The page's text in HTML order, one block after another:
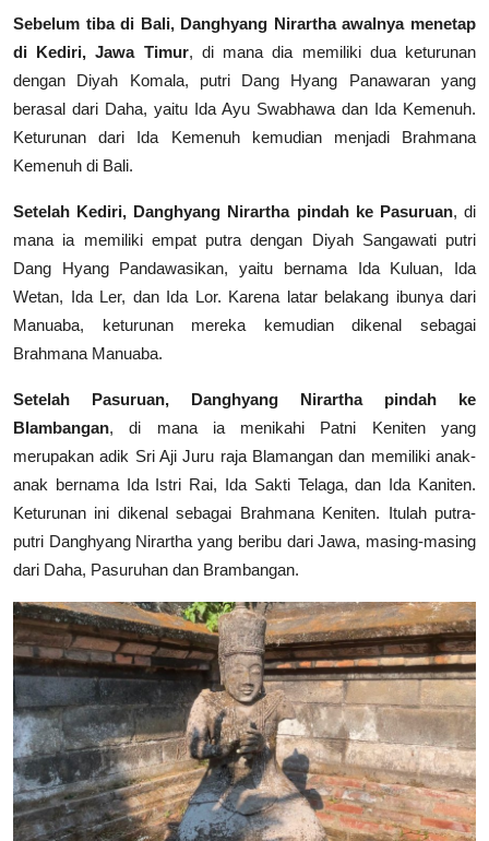
Sebelum tiba di Bali, Danghyang Nirartha awalnya menetap
di Kediri, Jawa Timur, di mana dia memiliki dua keturunan
dengan Diyah Komala, putri Dang Hyang Panawaran yang
berasal dari Daha, yaitu Ida Ayu Swabhawa dan Ida Kemenuh.
Keturunan dari Ida Kemenuh kemudian menjadi Brahmana
Kemenuh di Bali.
Setelah Kediri, Danghyang Nirartha pindah ke Pasuruan, di
mana ia memiliki empat putra dengan Diyah Sangawati putri
Dang Hyang Pandawasikan, yaitu bernama Ida Kuluan, Ida
Wetan, Ida Ler, dan Ida Lor. Karena latar belakang ibunya dari
Manuaba, keturunan mereka kemudian dikenal sebagai
Brahmana Manuaba.
Setelah Pasuruan, Danghyang Nirartha pindah ke
Blambangan, di mana ia menikahi Patni Keniten yang
merupakan adik Sri Aji Juru raja Blamangan dan memiliki anak-
anak bernama Ida Istri Rai, Ida Sakti Telaga, dan Ida Kaniten.
Keturunan ini dikenal sebagai Brahmana Keniten. Itulah putra-
putri Danghyang Nirartha yang beribu dari Jawa, masing-masing
dari Daha, Pasuruhan dan Brambangan.